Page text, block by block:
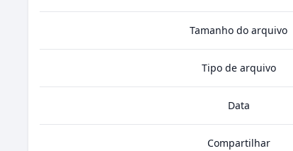
Tamanho do arquivo
Tipo de arquivo
Data
Compartilhar